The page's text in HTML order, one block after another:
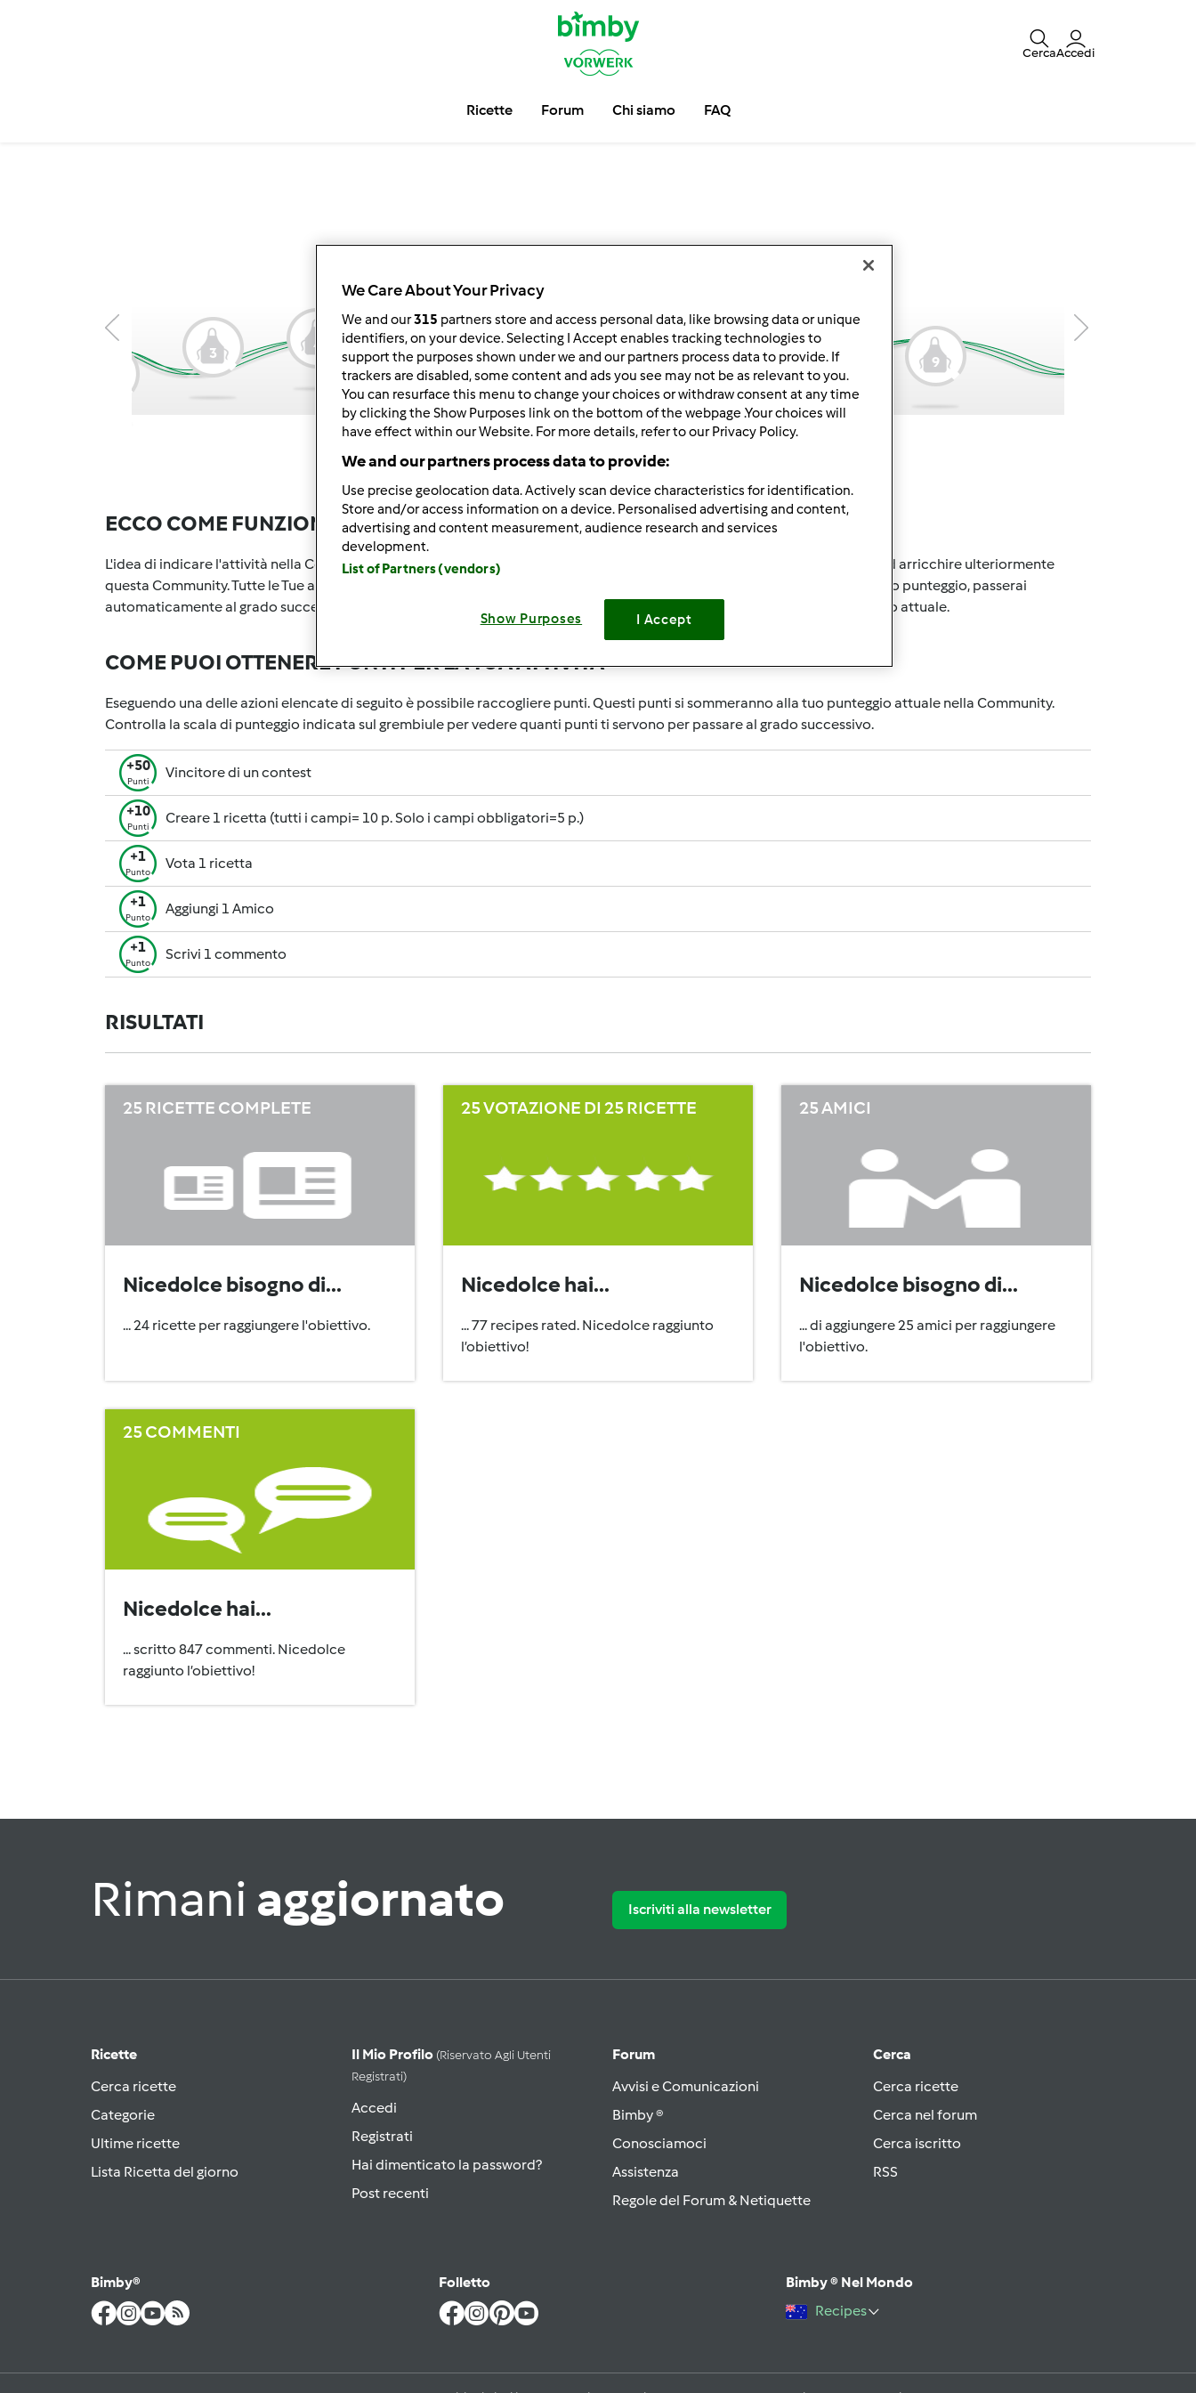
CercaAccedi
Ricette Forum Chi siamo FAQ
3
4
5
6 1.430 Punti
Nicedolces punteggio:
7
8
9
ECCO COME FUNZIONA
L'idea di indicare l'attività nella Community è quella di riconoscere le attività degli utenti che contribuiscono ad ampliare ed arricchire ulteriormente
questa Community. Tutte le Tue attività nella Community saranno ricompensate con dei punti. Con il raggiungimento di certo punteggio, passerai
automaticamente al grado successivo. Il numero all'interno del grembiule accanto al tuo nome Utente indicherà il tuo grado attuale.
COME PUOI OTTENERE PUNTI PER LA TUA ATTIVITA'
Eseguendo una delle azioni elencate di seguito è possibile raccogliere punti. Questi punti si sommeranno alla tuo punteggio attuale nella Community.
Controlla la scala di punteggio indicata sul grembiule per vedere quanti punti ti servono per passare al grado successivo.
+50
Punti
Vincitore di un contest
+10
Punti
Creare 1 ricetta (tutti i campi= 10 p. Solo i campi obbligatori=5 p.)
+1
Punto
Vota 1 ricetta
+1
Punto
Aggiungi 1 Amico
+1
Punto
Scrivi 1 commento
RISULTATI
25 RICETTE COMPLETE
Nicedolce bisogno di...
... 24 ricette per raggiungere l'obiettivo.
25 VOTAZIONE DI 25 RICETTE
Nicedolce hai...
... 77 recipes rated. Nicedolce raggiunto
l’obiettivo!
25 AMICI
Nicedolce bisogno di...
... di aggiungere 25 amici per raggiungere
l'obiettivo.
25 COMMENTI
Nicedolce hai...
... scritto 847 commenti. Nicedolce
raggiunto l’obiettivo!
Rimani aggiornato Iscriviti alla newsletter
Ricette
Cerca ricette
Categorie
Ultime ricette
Lista Ricetta del giorno
Il Mio Profilo (riservato Agli Utenti
Registrati)
Accedi
Registrati
Hai dimenticato la password?
Post recenti
Forum
Avvisi e Comunicazioni
Bimby ®
Conosciamoci
Assistenza
Regole del Forum & Netiquette
Cerca
Cerca ricette
Cerca nel forum
Cerca iscritto
RSS
Bimby® Folletto
Bimby ® Nel Mondo
Recipes
We Care About Your Privacy
We and our315 partners store and access personal data, like browsing data or unique
identifiers, on your device. Selecting I Accept enables tracking technologies to
support the purposes shown under we and our partners process data to provide. If
trackers are disabled, some content and ads you see may not be as relevant to you.
You can resurface this menu to change your choices or withdraw consent at any time
by clicking the Show Purposes link on the bottom of the webpage .Your choices will
have effect within our Website. For more details, refer to our Privacy Policy.
We and our partners process data to provide:
Use precise geolocation data. Actively scan device characteristics for identification.
Store and/or access information on a device. Personalised advertising and content,
advertising and content measurement, audience research and services
development.
List of Partners (vendors)
Show Purposes I Accept